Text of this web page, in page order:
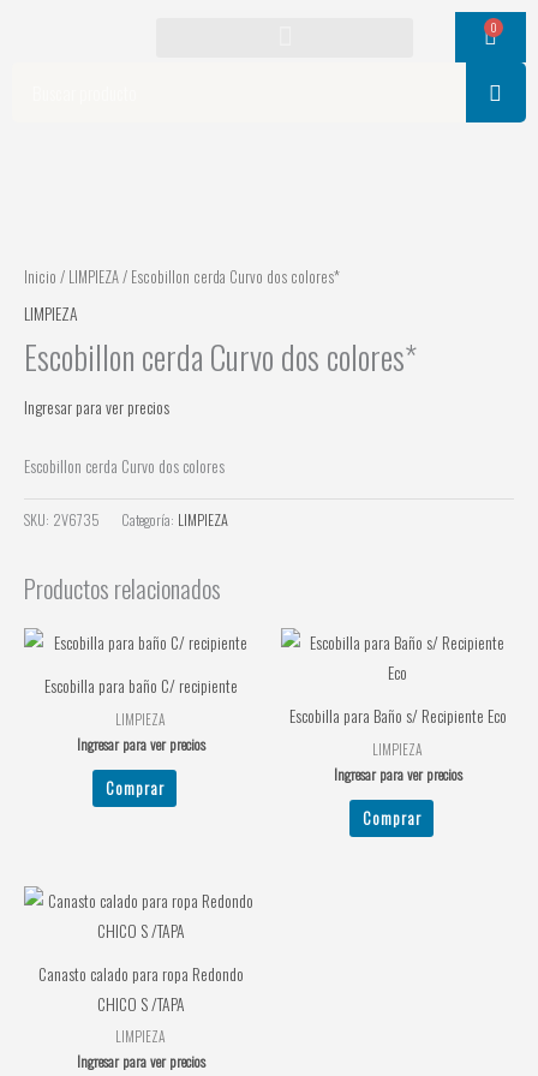
0
Cart
Inicio / LIMPIEZA/ Escobillon cerda Curvo dos colores*
LIMPIEZA
Escobillon cerda Curvo dos colores*
Ingresar para ver precios
Escobillon cerda Curvo dos colores
SKU: 2V6735 Categoría: LIMPIEZA
Productos relacionados
Escobilla para baño C/ recipiente
LIMPIEZA
Ingresar para ver precios
Comprar
Escobilla para Baño s/ Recipiente Eco
LIMPIEZA
Ingresar para ver precios
Comprar
Canasto calado para ropa Redondo
CHICO S /TAPA
LIMPIEZA
Ingresar para ver precios